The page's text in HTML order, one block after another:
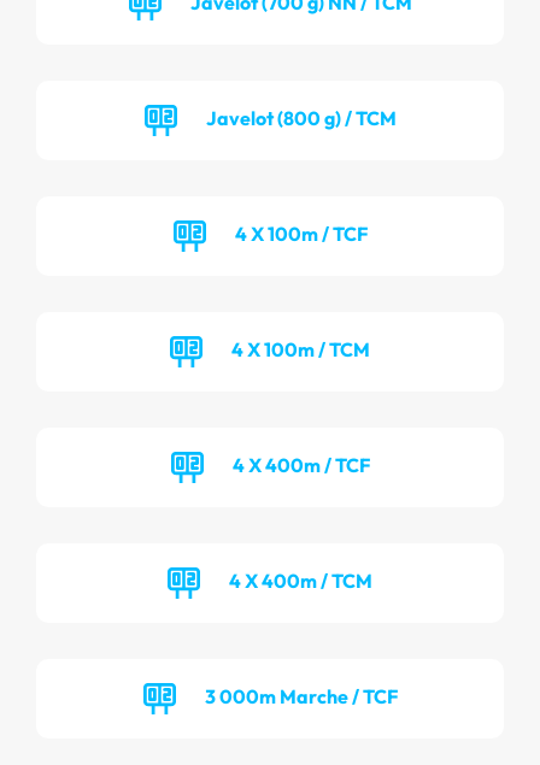
Javelot (800 g) / TCM
4 X 100m / TCF
4 X 100m / TCM
4 X 400m / TCF
4 X 400m / TCM
3 000m Marche / TCF